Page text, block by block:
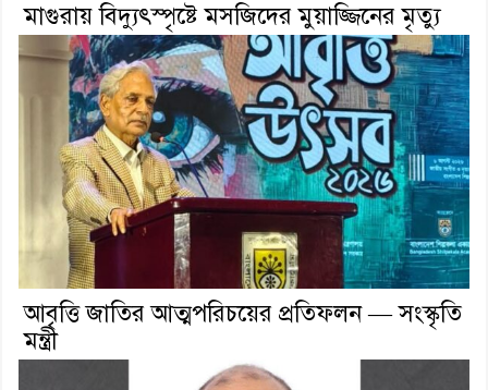
মাগুরায় বিদ্যুৎস্পৃষ্টে মসজিদের মুয়াজ্জিনের মৃত্যু
আবৃত্তি জাতির আত্মপরিচয়ের প্রতিফলন — সংস্কৃতি
মন্ত্রী